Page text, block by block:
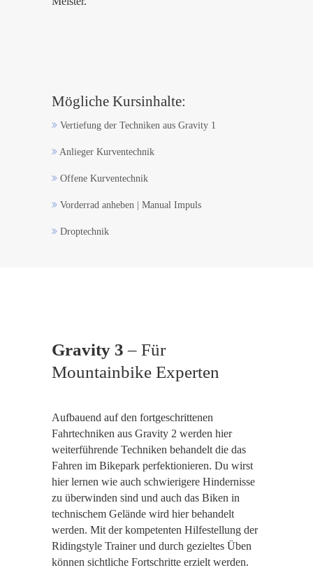
Mögliche Kursinhalte:
Vertiefung der Techniken aus Gravity 1
Anlieger Kurventechnik
Offene Kurventechnik
Vorderrad anheben | Manual Impuls
Droptechnik
Gravity 3 – Für
Mountainbike Experten
Aufbauend auf den fortgeschrittenen
Fahrtechniken aus Gravity 2 werden hier
weiterführende Techniken behandelt die das
Fahren im Bikepark perfektionieren. Du wirst
hier lernen wie auch schwierigere Hindernisse
zu überwinden sind und auch das Biken in
technischem Gelände wird hier behandelt
werden. Mit der kompetenten Hilfestellung der
Ridingstyle Trainer und durch gezieltes Üben
können sichtliche Fortschritte erzielt werden.